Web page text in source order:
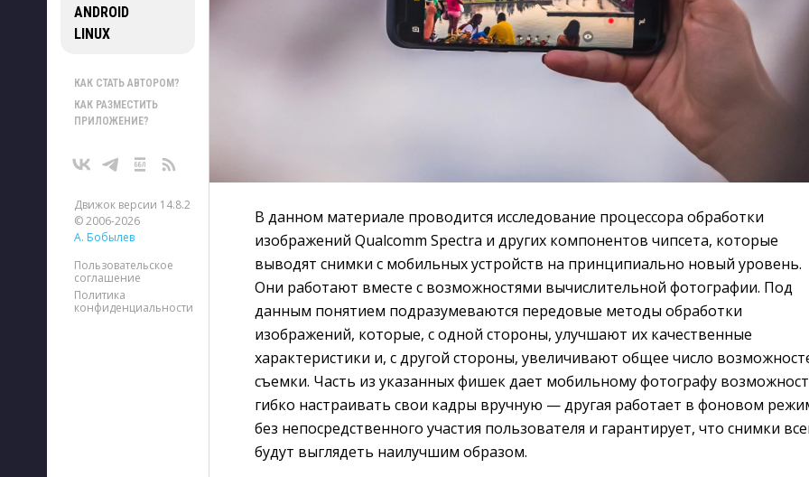
ANDROID
LINUX
КАК СТАТЬ АВТОРОМ?
КАК РАЗМЕСТИТЬ
ПРИЛОЖЕНИЕ?
Движок версии 14.8.2
© 2006-2026
А. Бобылев
Пользовательское
соглашение
Политика
конфиденциальности
В данном материале проводится исследование процессора обработки
изображений Qualcomm Spectra и других компонентов чипсета, которые
выводят снимки с мобильных устройств на принципиально новый уровень.
Они работают вместе с возможностями вычислительной фотографии. Под
данным понятием подразумеваются передовые методы обработки
изображений, которые, с одной стороны, улучшают их качественные
характеристики и, с другой стороны, увеличивают общее число
съемки. Часть из указанных фишек дает мобильному фотографу
гибко настраивать свои кадры вручную — другая работает в фоновом
без непосредственного участия пользователя и гарантирует, что снимки
будут выглядеть наилучшим образом.